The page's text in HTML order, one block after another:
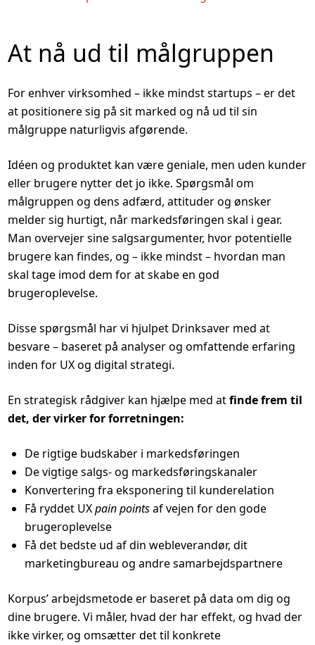
At nå ud til målgruppen
For enhver virksomhed – ikke mindst startups – er det
at positionere sig på sit marked og nå ud til sin
målgruppe naturligvis afgørende.
Idéen og produktet kan være geniale, men uden kunder
eller brugere nytter det jo ikke. Spørgsmål om
målgruppen og dens adfærd, attituder og ønsker
melder sig hurtigt, når markedsføringen skal i gear.
Man overvejer sine salgsargumenter, hvor potentielle
brugere kan findes, og – ikke mindst – hvordan man
skal tage imod dem for at skabe en god
brugeroplevelse.
Disse spørgsmål har vi hjulpet Drinksaver med at
besvare – baseret på analyser og omfattende erfaring
inden for UX og digital strategi.
En strategisk rådgiver kan hjælpe med atfinde frem til
det, der virker for forretningen:
De rigtige budskaber i markedsføringen
De vigtige salgs- og markedsføringskanaler
Konvertering fra eksponering til kunderelation
Få ryddet UXpain pointsaf vejen for den gode
brugeroplevelse
Få det bedste ud af din webleverandør, dit
marketingbureau og andre samarbejdspartnere
Korpus’ arbejdsmetode er baseret på data om dig og
dine brugere. Vi måler, hvad der har effekt, og hvad der
ikke virker, og omsætter det til konkrete